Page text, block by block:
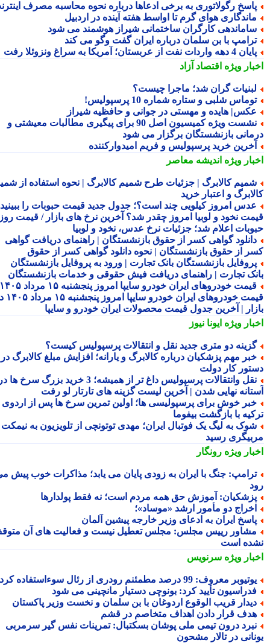
رگولاتوری به برخی ادعاها درباره نحوه محاسبه مصرف اینترنت
هوای گرم تا اواسط هفته آینده در اردبیل
کارگران ساختمانی شیراز هوشمند می شود
با بن سلمان درباره ایران گفت وگو می کند
واردات نفت از عربستان؛ آمریکا به سراغ ونزوئلا رفت
ویژهاقتصاد آزاد
گران شد؛ ماجرا چیست؟
شلبی و ستاره شماره 10 پرسپولیس!
هایده و مهستی در جوانی و حافظیه شیراز
نشست ویژه کمیسیون اصل 90 برای پیگیری مطالبات معیشتی و
بازنشستگان برگزار می شود
خرید پرسپولیس و فریم امیدوارکننده
ویژهاندیشه معاصر
کالابرگ | جزئیات طرح شمیم کالابرگ | نحوه استفاده از شمیم
و اعتبار خرید
امروز کیلویی چند است؟؛ جدول جدید قیمت حبوبات را ببینید /
نخود و لوبیا امروز چقدر شد؟ آخرین نرخ های بازار / قیمت روز
اعلام شد؛ جزئیات نرخ عدس، نخود و لوبیا
گواهی کسر از حقوق بازنشستگان | راهنمای دریافت گواهی
از حقوق بازنشستگان | نحوه دانلود گواهی کسر از حقوق
بازنشستگان بانک تجارت | ورود به پروفایل بازنشستگان
تجارت | راهنمای دریافت فیش حقوقی و خدمات بازنشستگان
قیمت خودروهای ایران خودرو سایپا امروز پنجشنبه ۱۵ مرداد ۱۴۰۵ |
قیمت خودروهای ایران خودرو سایپا امروز پنجشنبه ۱۵ مرداد ۱۴۰۵ در
| آخرین جدول قیمت محصولات ایران خودرو و سایپا
ویژهایونا نیوز
دو متری جدید نقل و انتقالات پرسپولیس کیست؟
مهم پزشکیان درباره کالابرگ و یارانه؛ افزایش مبلغ کالابرگ در
کار دولت
نقل وانتقالات پرسپولیس داغ تر از همیشه؛ 3 خرید بزرگ سرخ ها در
نهایی شدن | آخرین لیست گزینه های تارتار لو رفت
خوش برای پرسپولیسی ها؛ اولین تمرین سرخ ها پس از اردوی
با بازگشت بیفوما
به لیگ یک فوتبال ایران؛ مهدی توتونچی از تلویزیون به نیمکت
رسید
ویژهرونگار
جنگ با ایران به زودی پایان می یابد؛ مذاکرات خوب پیش می
آموزش حق همه مردم است؛ نه فقط پولدارها
دو مأمور ارشد «موساد»؛
ایران به ادعای وزیر خارجه پیشین آلمان
رییس مجلس: مجلس تعطیل نیست و فعالیت های آن متوقف
است
ویژهسرنویس
معروف: 99 درصد مطمئنم رودری از رئال سوءاستفاده کرد
تأیید کرد: بونوچی دستیار مانچینی می شود
قریب الوقوع اردوغان با بن سلمان و نخست وزیر پاکستان
قرار دادن اهداف متخاصم در قشم
درون تیمی ملی پوشان بسکتبال: ‏تمرینات نفس گیر سرمربی
در تالار مشحون